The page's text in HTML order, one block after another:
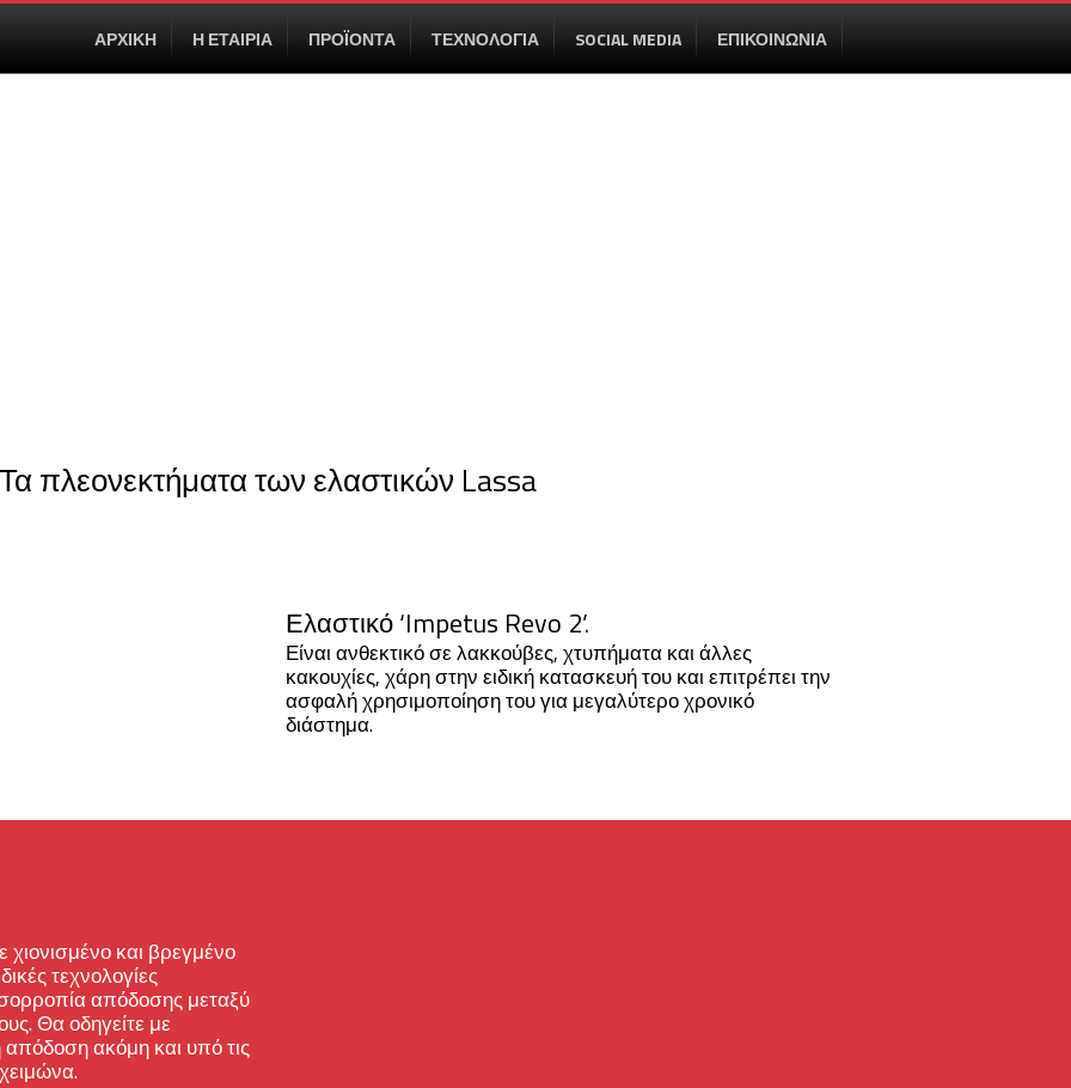
ΑΡΧΙΚΗ Η ΕΤΑΙΡΙΑ ΠΡΟΪΟΝΤΑ ΤΕΧΝΟΛΟΓΙΑ SOCIAL MEDIA ΕΠΙΚΟΙΝΩΝΙΑ
Τα πλεονεκτήματα των ελαστικών Lassa
Ελαστικό ‘Impetus Revo 2’.
Είναι ανθεκτικό σε λακκούβες, χτυπήματα και άλλες
κακουχίες, χάρη στην ειδική κατασκευή του και επιτρέπει την
ασφαλή χρησιμοποίηση του για μεγαλύτερο χρονικό
διάστημα.
και βρεγμένο
τεχνολογίες
απόδοσης μεταξύ
Θα οδηγείτε με
ακόμη και υπό τις